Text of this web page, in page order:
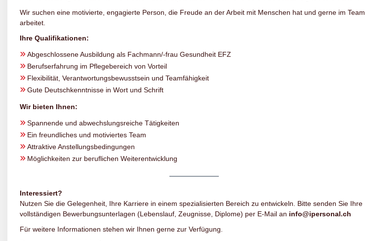
Wir suchen eine motivierte, engagierte Person, die Freude an der Arbeit mit Menschen hat und gerne im Team
arbeitet.
Ihre Qualifikationen:
Abgeschlossene Ausbildung als Fachmann/-frau Gesundheit EFZ
Berufserfahrung im Pflegebereich von Vorteil
Flexibilität, Verantwortungsbewusstsein und Teamfähigkeit
Gute Deutschkenntnisse in Wort und Schrift
Wir bieten Ihnen:
Spannende und abwechslungsreiche Tätigkeiten
Ein freundliches und motiviertes Team
Attraktive Anstellungsbedingungen
Möglichkeiten zur beruflichen Weiterentwicklung
Interessiert?
Nutzen Sie die Gelegenheit, Ihre Karriere in einem spezialisierten Bereich zu entwickeln. Bitte senden Sie Ihre
vollständigen Bewerbungsunterlagen (Lebenslauf, Zeugnisse, Diplome) per E-Mail an info@ipersonal.ch
Für weitere Informationen stehen wir Ihnen gerne zur Verfügung.